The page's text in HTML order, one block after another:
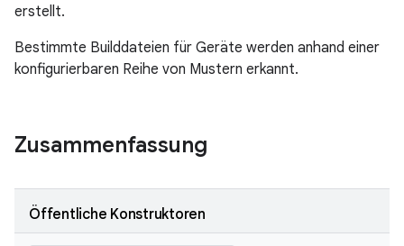
erstellt.
Bestimmte Builddateien für Geräte werden anhand einer
konfigurierbaren Reihe von Mustern erkannt.
Zusammenfassung
Öffentliche Konstruktoren